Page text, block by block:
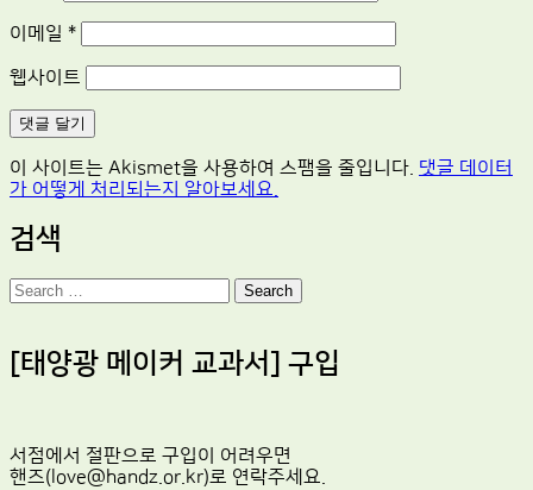
이메일 *
웹사이트
이 사이트는 Akismet을 사용하여 스팸을 줄입니다. 댓글 데이터
가 어떻게 처리되는지 알아보세요.
검색
Search
[태양광 메이커 교과서] 구입
서점에서 절판으로 구입이 어려우면
핸즈(love@handz.or.kr)로 연락주세요.